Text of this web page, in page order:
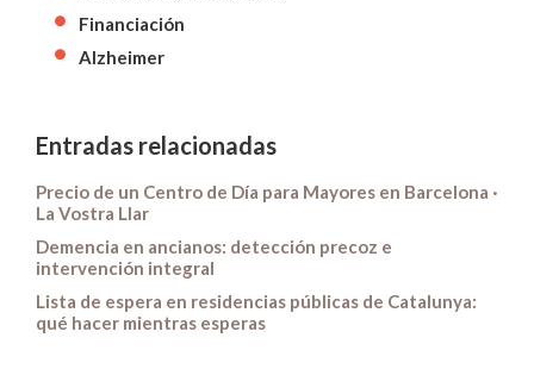
Financiación
Alzheimer
Entradas relacionadas
Precio de un Centro de Día para Mayores en Barcelona ·
La Vostra Llar
Demencia en ancianos: detección precoz e
intervención integral
Lista de espera en residencias públicas de Catalunya:
qué hacer mientras esperas